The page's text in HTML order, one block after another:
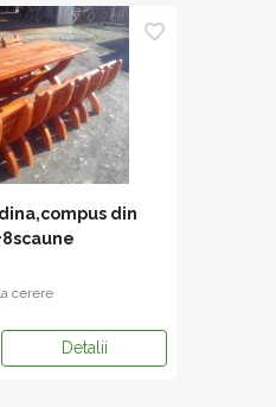
din
cerere
Detalii